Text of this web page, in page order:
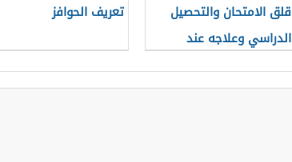
قلق الامتحان والتحصيل
الدراسي وعلاجه عند
تعريف الحوافز